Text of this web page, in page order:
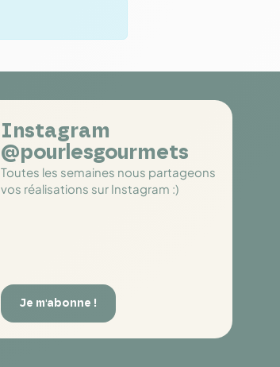
Instagram
@pourlesgourmets
Toutes les semaines nous partageons
vos réalisations sur Instagram :)
Je m'abonne !